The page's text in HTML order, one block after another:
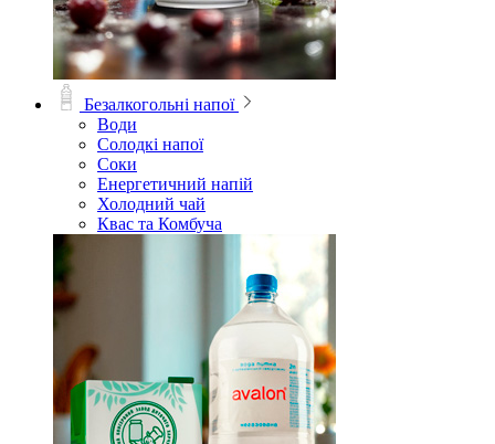
Безалкогольні напої
Води
Солодкі напої
Соки
Енергетичний напій
Холодний чай
Квас та Комбуча